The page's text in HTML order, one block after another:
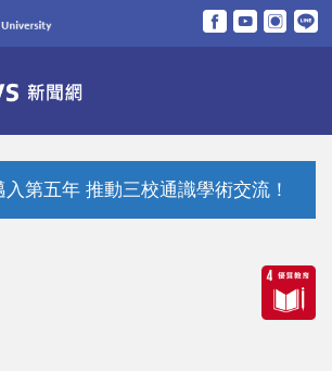
第五年 推動三校通識學術交流！